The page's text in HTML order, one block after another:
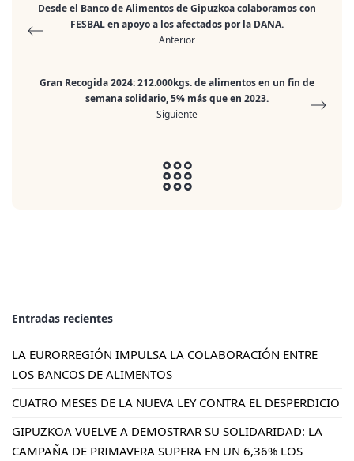
Desde el Banco de Alimentos de Gipuzkoa colaboramos con
FESBAL en apoyo a los afectados por la DANA.
Anterior
Gran Recogida 2024: 212.000kgs. de alimentos en un fin de
semana solidario, 5% más que en 2023.
Siguiente
Entradas recientes
LA EURORREGIÓN IMPULSA LA COLABORACIÓN ENTRE
LOS BANCOS DE ALIMENTOS
CUATRO MESES DE LA NUEVA LEY CONTRA EL DESPERDICIO
GIPUZKOA VUELVE A DEMOSTRAR SU SOLIDARIDAD: LA
CAMPAÑA DE PRIMAVERA SUPERA EN UN 6,36% LOS